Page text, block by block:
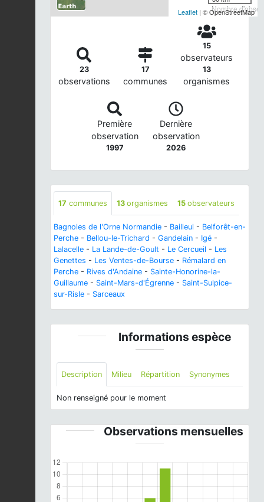
Nombre
Leaflet | © OpenStreetMap
23
observations
17
communes
15
observateurs
13
organismes
Première
observation
1997
Dernière
observation
2026
17 communes 13 organismes 15 observateurs
Bagnoles de l'Orne Normandie - Bailleul - Belforêt-en-
Perche - Bellou-le-Trichard - Gandelain - Igé -
Lalacelle - La Lande-de-Goult - Le Cercueil - Les
Genettes - Les Ventes-de-Bourse - Rémalard en
Perche - Rives d'Andaine - Sainte-Honorine-la-
Guillaume - Saint-Mars-d'Égrenne - Saint-Sulpice-
sur-Risle - Sarceaux
Informations espèce
Description Milieu Répartition Synonymes
Non renseigné pour le moment
Observations mensuelles